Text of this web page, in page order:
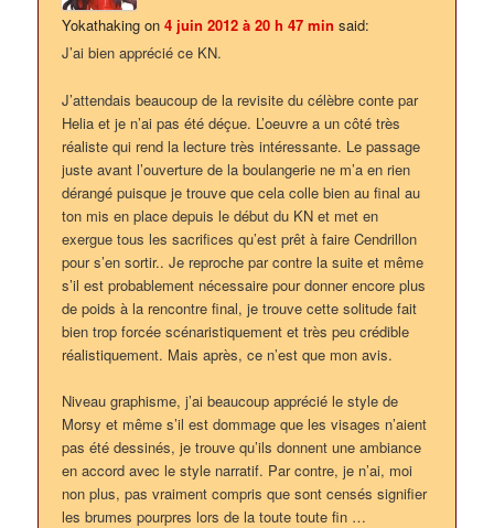
Yokathaking on4 juin 2012 à 20 h 47 min said:
J’ai bien apprécié ce KN.
J’attendais beaucoup de la revisite du célèbre conte par
Helia et je n’ai pas été déçue. L’oeuvre a un côté très
réaliste qui rend la lecture très intéressante. Le passage
juste avant l’ouverture de la boulangerie ne m’a en rien
dérangé puisque je trouve que cela colle bien au final au
ton mis en place depuis le début du KN et met en
exergue tous les sacrifices qu’est prêt à faire Cendrillon
pour s’en sortir.. Je reproche par contre la suite et même
s’il est probablement nécessaire pour donner encore plus
de poids à la rencontre final, je trouve cette solitude fait
bien trop forcée scénaristiquement et très peu crédible
réalistiquement. Mais après, ce n’est que mon avis.
Niveau graphisme, j’ai beaucoup apprécié le style de
Morsy et même s’il est dommage que les visages n’aient
pas été dessinés, je trouve qu’ils donnent une ambiance
en accord avec le style narratif. Par contre, je n’ai, moi
non plus, pas vraiment compris que sont censés signifier
les brumes pourpres lors de la toute toute fin …